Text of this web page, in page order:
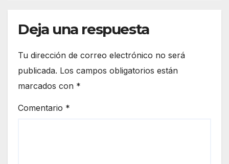
Deja una respuesta
Tu dirección de correo electrónico no será
publicada. Los campos obligatorios están
marcados con *
Comentario *